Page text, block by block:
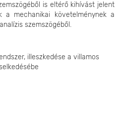
is eltérő kihívást jelent
a mechanikai követelménynek a
szemszögéből.
illeszkedése a villamos